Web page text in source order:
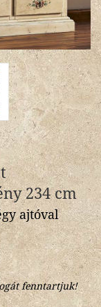
234 cm
ajtóval
fenntartjuk!